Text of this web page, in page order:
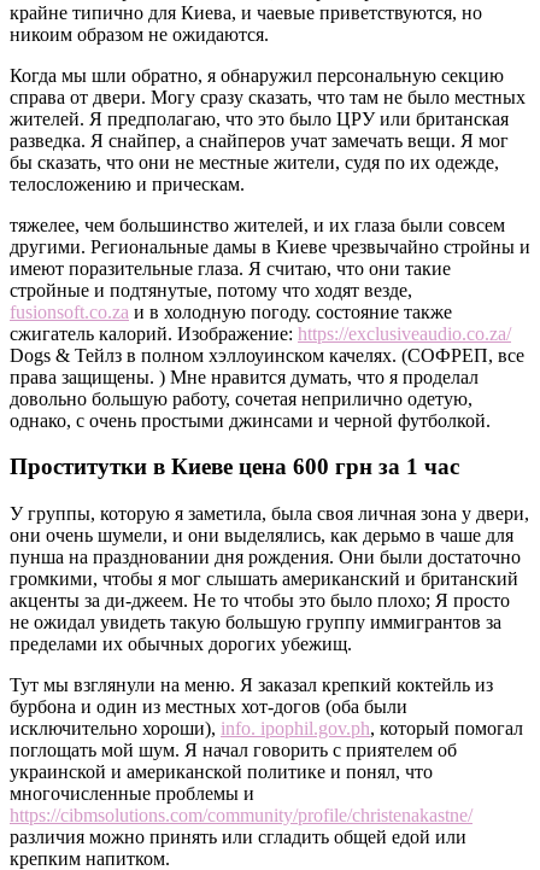
крайне типично для Киева, и чаевые приветствуются, но
никоим образом не ожидаются.
Когда мы шли обратно, я обнаружил персональную секцию
справа от двери. Могу сразу сказать, что там не было местных
жителей. Я предполагаю, что это было ЦРУ или британская
разведка. Я снайпер, а снайперов учат замечать вещи. Я мог
бы сказать, что они не местные жители, судя по их одежде,
телосложению и прическам.
тяжелее, чем большинство жителей, и их глаза были совсем
другими. Региональные дамы в Киеве чрезвычайно стройны и
имеют поразительные глаза. Я считаю, что они такие
стройные и подтянутые, потому что ходят везде,
fusionsoft.co.za и в холодную погоду. состояние также
сжигатель калорий. Изображение: https://exclusiveaudio.co.za/
Dogs & Тейлз в полном хэллоуинском качелях. (СОФРЕП, все
права защищены. ) Мне нравится думать, что я проделал
довольно большую работу, сочетая неприлично одетую,
однако, с очень простыми джинсами и черной футболкой.
Проститутки в Киеве цена 600 грн за 1 час
У группы, которую я заметила, была своя личная зона у двери,
они очень шумели, и они выделялись, как дерьмо в чаше для
пунша на праздновании дня рождения. Они были достаточно
громкими, чтобы я мог слышать американский и британский
акценты за ди-джеем. Не то чтобы это было плохо; Я просто
не ожидал увидеть такую ​​большую группу иммигрантов за
пределами их обычных дорогих убежищ.
Тут мы взглянули на меню. Я заказал крепкий коктейль из
бурбона и один из местных хот-догов (оба были
исключительно хороши), info. ipophil.gov.ph, который помогал
поглощать мой шум. Я начал говорить с приятелем об
украинской и американской политике и понял, что
многочисленные проблемы и
https://cibmsolutions.com/community/profile/christenakastne/
различия можно принять или сгладить общей едой или
крепким напитком.